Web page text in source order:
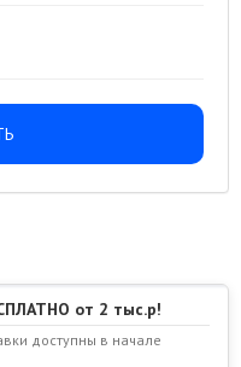
от 2 тыс.р!
доступны в начале